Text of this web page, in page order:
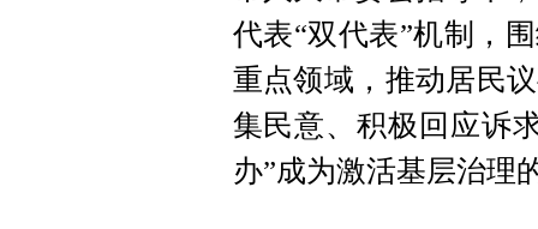
代表“双代表”机制，
重点领域，推动居民
集民意、积极回应诉
办”成为激活基层治理